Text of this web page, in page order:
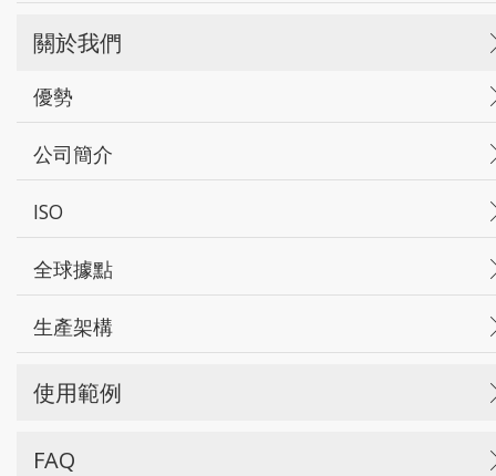
關於我們
優勢
公司簡介
ISO
全球據點
生產架構
使用範例
FAQ